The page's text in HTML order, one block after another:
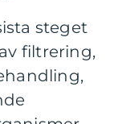
steget
filtrering,